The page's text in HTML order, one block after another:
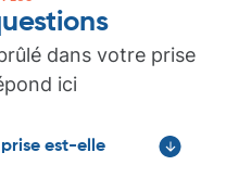
dans votre prise
ici
est-elle